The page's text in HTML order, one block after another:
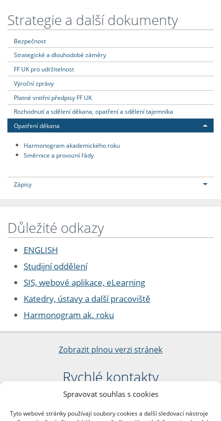
Spravovat souhlas s cookies
Tyto webové stránky používají soubory cookies a další sledovací nástroje
Strategie a další dokumenty
Bezpečnost
Strategické a dlouhodobé záměry
FF UK pro udržitelnost
Výroční zprávy
Platné vnitřní předpisy FF UK
Rozhodnutí a sdělení děkana, opatření a sdělení tajemníka
Opatření děkana
Harmonogram akademického roku
Směrnice a provozní řády
Zápisy
Důležité odkazy
ENGLISH
Studijní oddělení
SIS, webové aplikace, eLearning
Katedry, ústavy a další pracoviště
Harmonogram ak. roku
Zobrazit plnou verzi stránek
Rychlé kontakty
Filozofická fakulta
nám. Jana Palacha 1/2